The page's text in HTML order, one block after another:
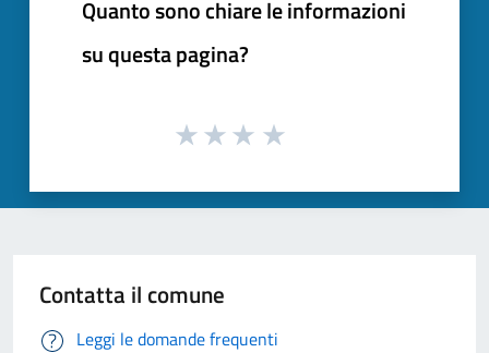
Quanto sono chiare le informazioni
su questa pagina?
Contatta il comune
Leggi le domande frequenti